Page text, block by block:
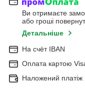
Ви отримаєте
або гроші
Детальніше
На cчёт IBAN
Оплата картою
Наложений платіж